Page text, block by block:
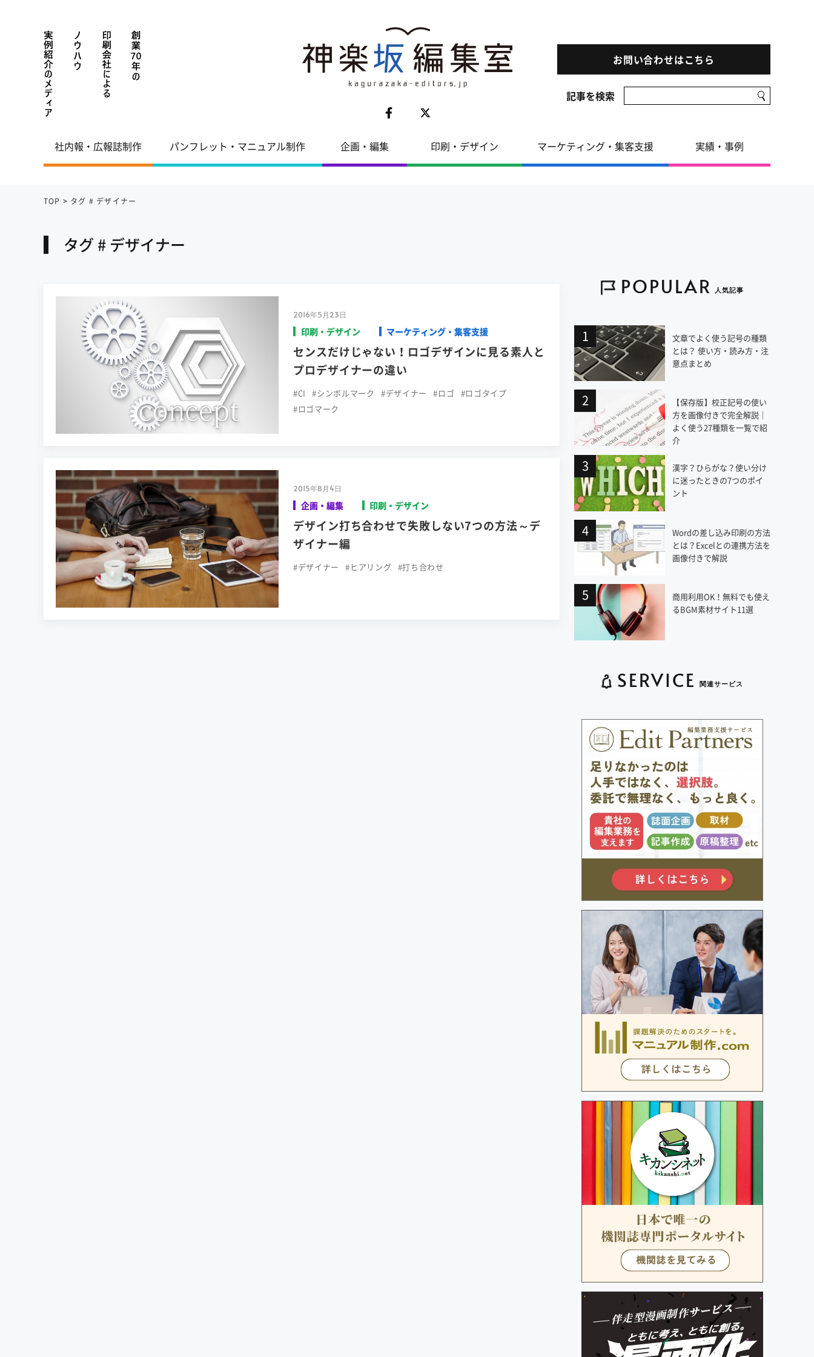
お問い合わせはこちら
記事を検索
社内報・広報誌制作 パンフレット・マニュアル制作 企画・編集 印刷・デザイン マーケティング・集客支援 実績・事例
TOP > タグ # デザイナー
タグ # デザイナー
2016年5月23日
印刷・デザイン マーケティング・集客支援
センスだけじゃない！ロゴデザインに見る素人と
プロデザイナーの違い
#CI #シンボルマーク #デザイナー #ロゴ
#ロゴタイプ
#ロゴマーク
2015年8月4日
企画・編集 印刷・デザイン
デザイン打ち合わせで失敗しない7つの方法～デ
ザイナー編
#デザイナー #ヒアリング #打ち合わせ
POPULAR 人気記事
文章でよく使う記号の種類
とは？ 使い方・読み方・注
意点まとめ
【保存版】校正記号の使い
方を画像付きで完全解説｜
よく使う27種類を一覧で紹
介
漢字？ひらがな？使い分け
に迷ったときの7つのポイ
ント
Wordの差し込み印刷の方法
とは？Excelとの連携方法を
画像付きで解説
商用利用OK！無料でも使え
るBGM素材サイト11選
SERVICE 関連サービス